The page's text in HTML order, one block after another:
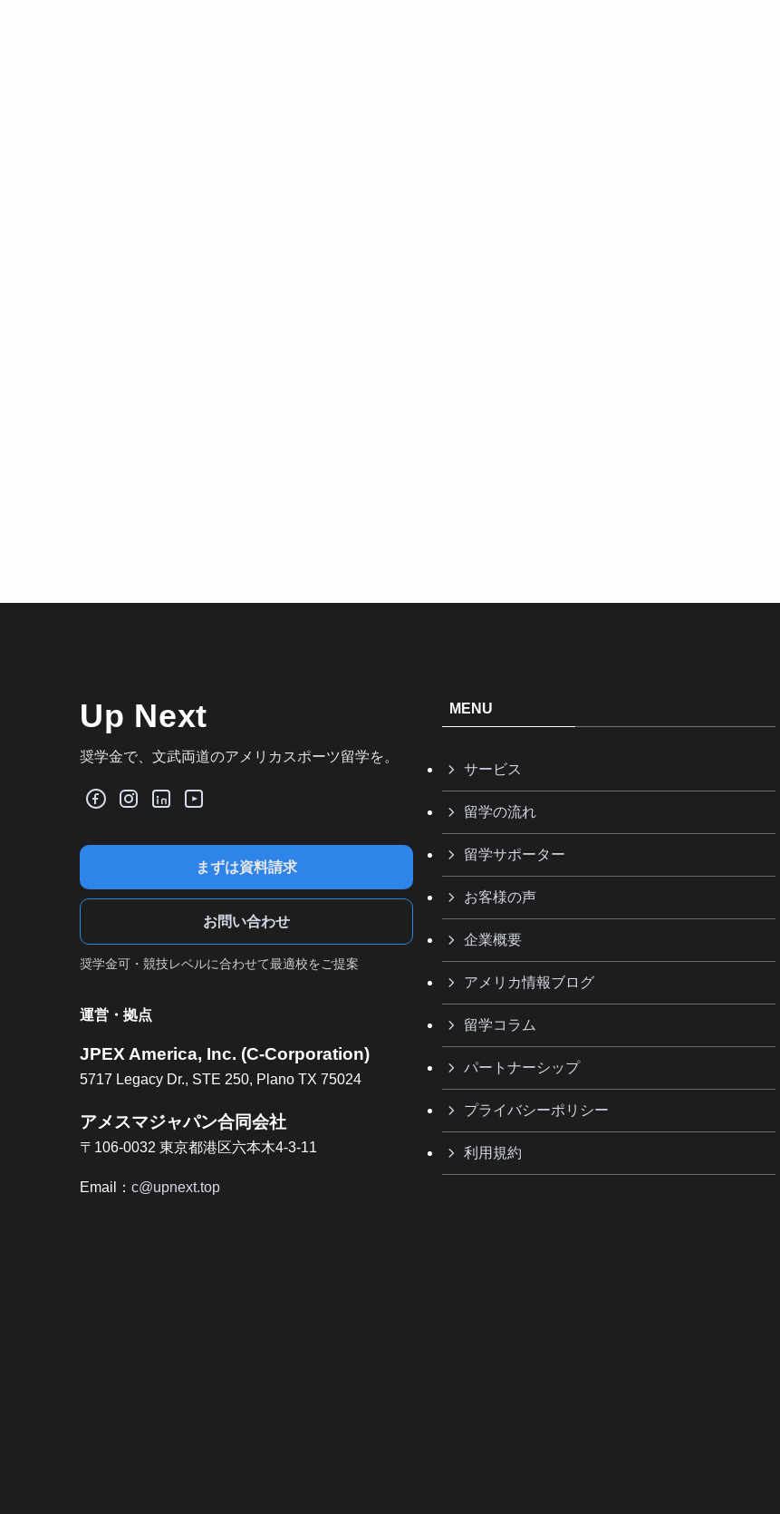
Up Next
奨学金で、文武両道のアメリカスポーツ留学を。
まずは資料請求
お問い合わせ
奨学金可・競技レベルに合わせて最適校をご提案
運営・拠点
JPEX America, Inc. (C-Corporation)
5717 Legacy Dr., STE 250, Plano TX 75024
アメスマジャパン合同会社
〒106-0032 東京都港区六本木4-3-11
Email： c@upnext.top
MENU
サービス
留学の流れ
留学サポーター
お客様の声
企業概要
アメリカ情報ブログ
留学コラム
パートナーシップ
プライバシーポリシー
利用規約